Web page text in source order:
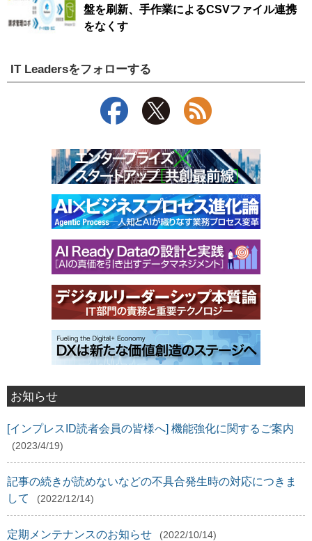
盤を刷新、手作業によるCSVファイル連携
をなくす
IT Leadersをフォローする
お知らせ
[インプレスID読者会員の皆様へ] 機能強化に関するご案内
(2023/4/19)
記事の続きが読めないなどの不具合発生時の対応につきま
して
(2022/12/14)
定期メンテナンスのお知らせ (2022/10/14)